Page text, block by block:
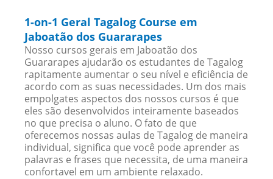
1-on-1 Geral Tagalog Course em
Jaboatão dos Guararapes
Nosso cursos gerais em Jaboatão dos
Guararapes ajudarão os estudantes de Tagalog
rapitamente aumentar o seu nível e eficiência de
acordo com as suas necessidades. Um dos mais
empolgates aspectos dos nossos cursos é que
eles são desenvolvidos inteiramente baseados
no que precisa o aluno. O fato de que
oferecemos nossas aulas de Tagalog de maneira
individual, significa que você pode aprender as
palavras e frases que necessita, de uma maneira
confortavel em um ambiente relaxado.